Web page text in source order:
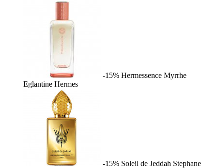
-15% Hermessence Myrrhe
Eglantine Hermes
-15% Soleil de Jeddah Stephane